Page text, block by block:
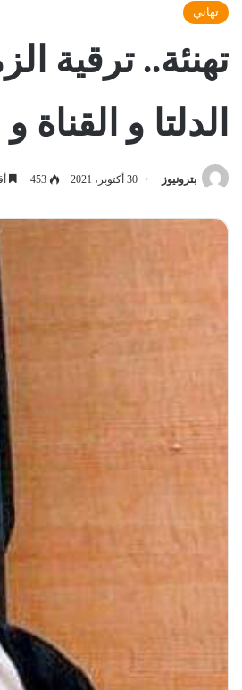
تهاني
تهنئة.. ترقية
الدلتا و
بترونيوز 30 أكتوبر، 2021 453